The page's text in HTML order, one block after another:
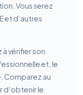
Vous serez
et d’autres
vérifier son
et, le
Comparez au
d’obtenir le